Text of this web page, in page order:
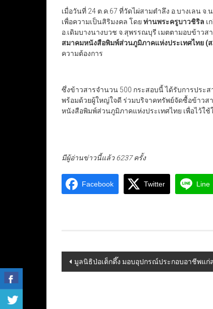
เมื่อวันที่ 24 ต.ค.67 ที่วัดไผ่สามตำลึง อ.บางเลน จ
เพื่อความเป็นสิริมงคล โดย ท่านพระครูบาวชิริล เ
อ.เดิมบางนางบวช จ.สุพรรณบุรี เมตตามอบข้าวส
สมาคมหนังสือพิมพ์ส่วนภูมิภาคแห่งประเทศไทย (
ความต้องการ
ซึ่งข้าวสารจำนวน 500 กระสอบนี้ ได้รับการประ
พร้อมด้วยผู้ใหญ่ใจดี ร่วมบริจาคทรัพย์จัดซื้อข้าวส
หนังสือพิมพ์ส่วนภูมิภาคแห่งประเทศไทย เพื่อไว้ใ
มีผู้อ่านข่าวนี้แล้ว 6237 ครั้ง
Facebook Twitter Line
Post
มูลนิธิป่อเต็กตึ๊ง มอบอุปกรณ์ประกอบอาชีพแก่